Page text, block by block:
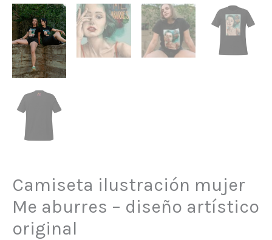
Camiseta ilustración mujer
Me aburres – diseño artístico
original